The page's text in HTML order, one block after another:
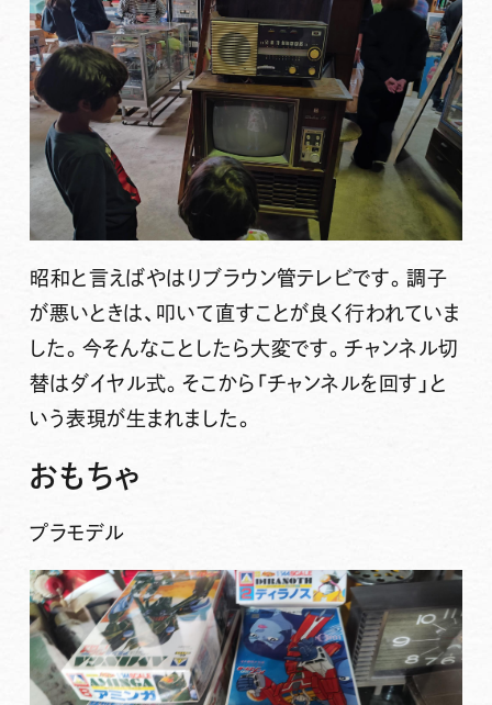
昭和と言えばやはりブラウン管テレビです。調子
が悪いときは、叩いて直すことが良く行われていま
した。今そんなことしたら大変です。チャンネル切
替はダイヤル式。そこから「チャンネルを回す」と
いう表現が生まれました。
おもちゃ
プラモデル